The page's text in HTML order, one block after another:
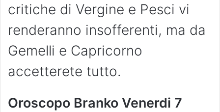
critiche di Vergine e Pesci vi
renderanno insofferenti, ma da
Gemelli e Capricorno
accetterete tutto.
Oroscopo Branko Venerdi 7